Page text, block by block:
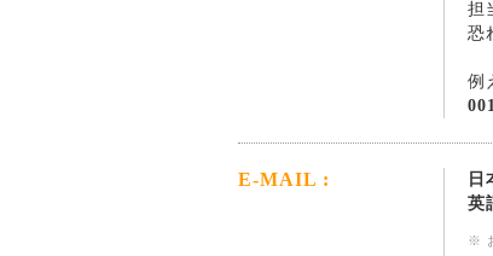
担
恐
例
E-MAIL : 日
英
※